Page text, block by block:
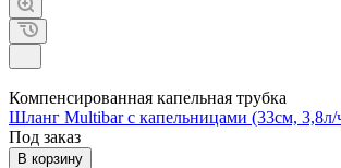
Компенсированная капельная трубка
Шланг Multibar с капельницами (33см, 3,8л/
Под заказ
В корзину